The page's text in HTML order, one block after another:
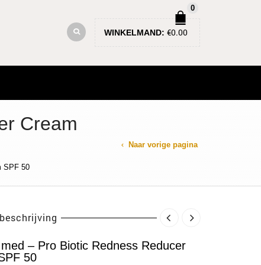
0
WINKELMAND: €0.00
Cream
SPF 50
Naar vorige pagina
– Pro Biotic Redness Reducer
50